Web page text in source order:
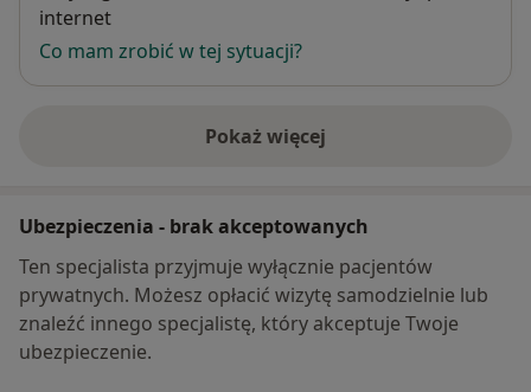
internet
Co mam zrobić w tej sytuacji?
Pokaż więcej
o adresie
Ubezpieczenia - brak akceptowanych
Ten specjalista przyjmuje wyłącznie pacjentów
prywatnych. Możesz opłacić wizytę samodzielnie lub
znaleźć innego specjalistę, który akceptuje Twoje
ubezpieczenie.